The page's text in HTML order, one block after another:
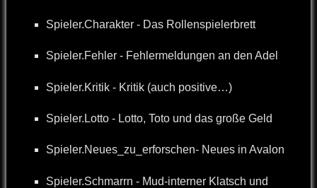
Spieler.Charakter - Das Rollenspielerbrett
Spieler.Fehler - Fehlermeldungen an den Adel
Spieler.Kritik - Kritik (auch positive…)
Spieler.Lotto - Lotto, Toto und das große Geld
Spieler.Neues_zu_erforschen- Neues in Avalon
Spieler.Schmarrn - Mud-interner Klatsch und